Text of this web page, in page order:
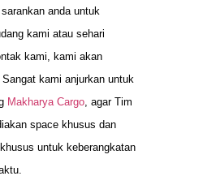
anda untuk
kami atau sehari
kami, kami akan
Sangat kami anjurkan untuk
Makharya Cargo, agar Tim
space khusus dan
untuk keberangkatan